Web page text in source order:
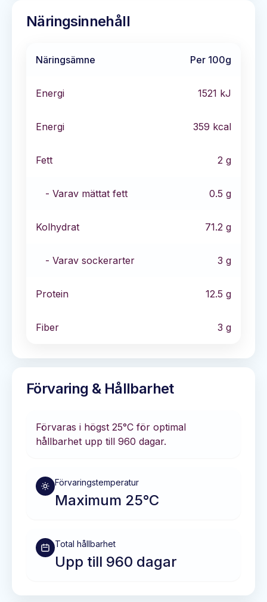
Näringsinnehåll
Näringsämne Per 100g
Energi 1521 kJ
Energi 359 kcal
Fett 2 g
- Varav mättat fett 0.5 g
Kolhydrat 71.2 g
- Varav sockerarter 3 g
Protein 12.5 g
Fiber 3 g
Förvaring & Hållbarhet
Förvaras i högst 25°C för optimal
hållbarhet upp till 960 dagar.
Förvaringstemperatur
Maximum 25°C
Total hållbarhet
Upp till 960 dagar